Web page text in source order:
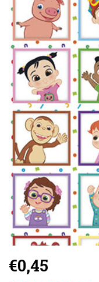
€0,45